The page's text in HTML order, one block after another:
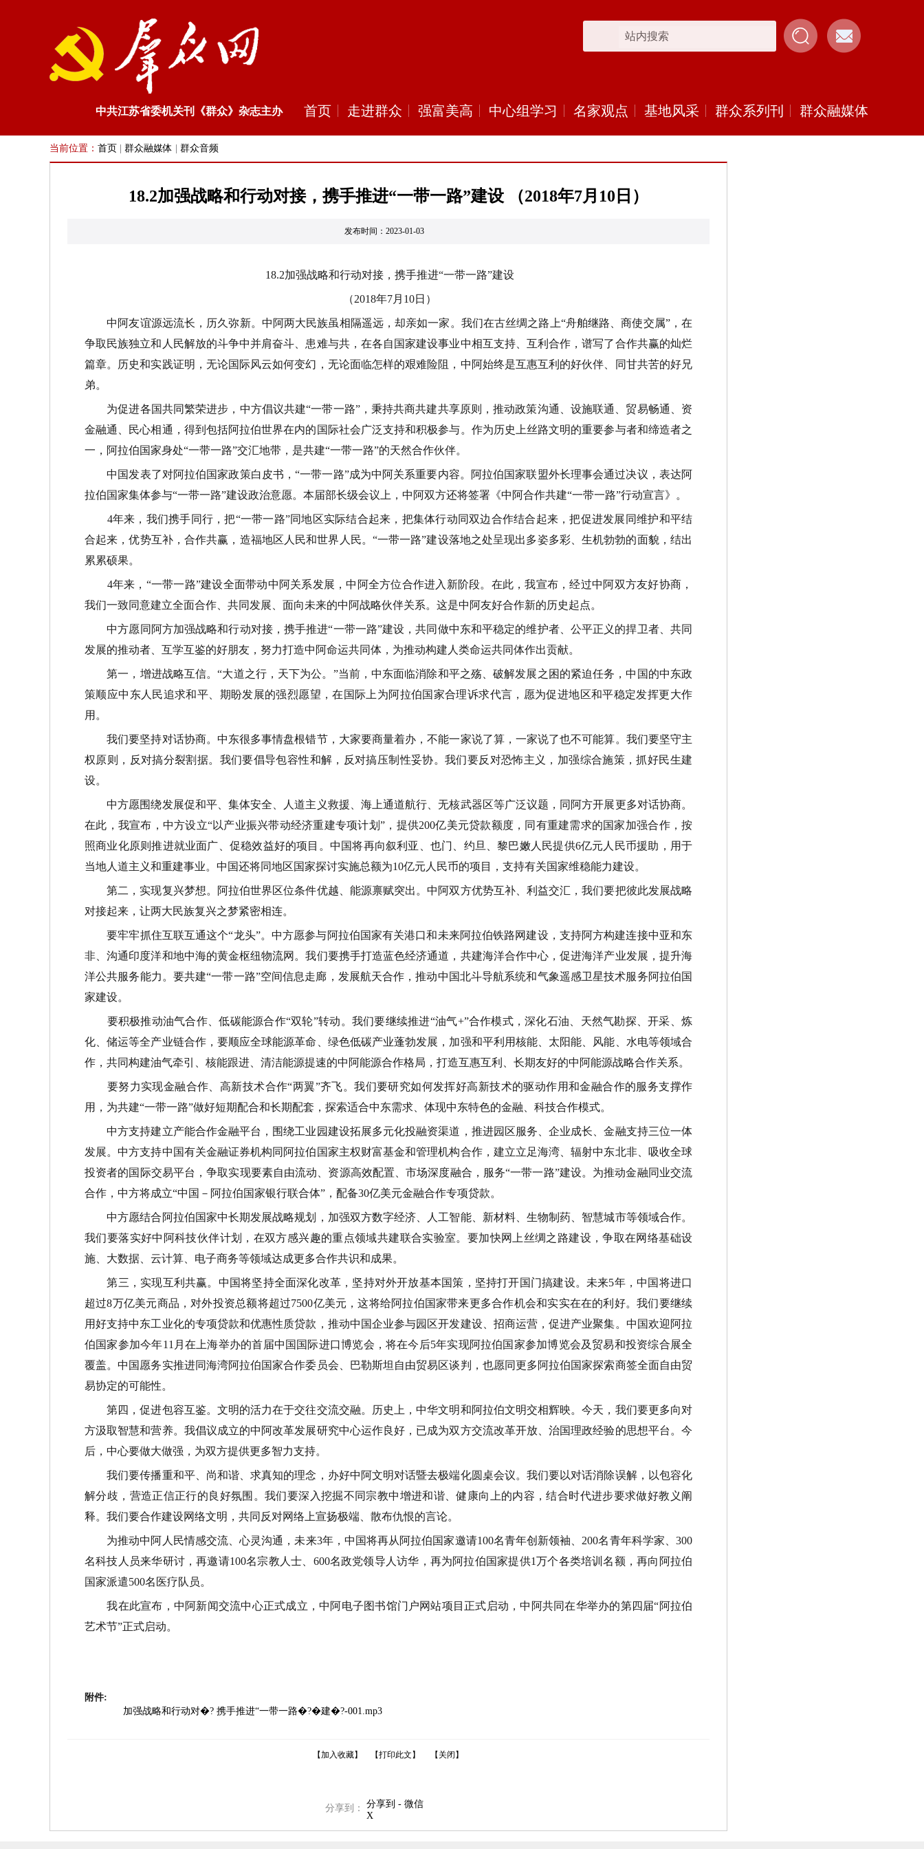
中共江苏省委机关刊《群众》杂志主办 首页 走进群众 强富美高 中心组学习 名家观点 基地风采 群众系列刊 群众融媒体
当前位置： 首页 群众融媒体 群众音频
18.2加强战略和行动对接，携手推进“一带一路”建设 （2018年7月10日）
发布时间：2023-01-03
18.2加强战略和行动对接，携手推进“一带一路”建设
（2018年7月10日）
中阿友谊源远流长，历久弥新。中阿两大民族虽相隔遥远，却亲如一家。我们在古丝绸之路上“舟舶继路、商使交属”，在
争取民族独立和人民解放的斗争中并肩奋斗、患难与共，在各自国家建设事业中相互支持、互利合作，谱写了合作共赢的灿烂
篇章。历史和实践证明，无论国际风云如何变幻，无论面临怎样的艰难险阻，中阿始终是互惠互利的好伙伴、同甘共苦的好兄
弟。
为促进各国共同繁荣进步，中方倡议共建“一带一路”，秉持共商共建共享原则，推动政策沟通、设施联通、贸易畅通、资
金融通、民心相通，得到包括阿拉伯世界在内的国际社会广泛支持和积极参与。作为历史上丝路文明的重要参与者和缔造者之
一，阿拉伯国家身处“一带一路”交汇地带，是共建“一带一路”的天然合作伙伴。
中国发表了对阿拉伯国家政策白皮书，“一带一路”成为中阿关系重要内容。阿拉伯国家联盟外长理事会通过决议，表达阿
拉伯国家集体参与“一带一路”建设政治意愿。本届部长级会议上，中阿双方还将签署《中阿合作共建“一带一路”行动宣言》。
4年来，我们携手同行，把“一带一路”同地区实际结合起来，把集体行动同双边合作结合起来，把促进发展同维护和平结
合起来，优势互补，合作共赢，造福地区人民和世界人民。 “一带一路”建设落地之处呈现出多姿多彩、生机勃勃的面貌，结出
累累硕果。
4年来， “一带一路”建设全面带动中阿关系发展，中阿全方位合作进入新阶段。在此，我宣布，经过中阿双方友好协商，
我们一致同意建立全面合作、共同发展、面向未来的中阿战略伙伴关系。这是中阿友好合作新的历史起点。
中方愿同阿方加强战略和行动对接，携手推进“一带一路”建设，共同做中东和平稳定的维护者、公平正义的捍卫者、共同
发展的推动者、互学互鉴的好朋友，努力打造中阿命运共同体，为推动构建人类命运共同体作出贡献。
第一，增进战略互信。“大道之行，天下为公。 ”当前，中东面临消除和平之殇、破解发展之困的紧迫任务，中国的中东政
策顺应中东人民追求和平、期盼发展的强烈愿望，在国际上为阿拉伯国家合理诉求代言，愿为促进地区和平稳定发挥更大作
用。
我们要坚持对话协商。中东很多事情盘根错节，大家要商量着办，不能一家说了算，一家说了也不可能算。我们要坚守主
权原则，反对搞分裂割据。我们要倡导包容性和解，反对搞压制性妥协。我们要反对恐怖主义，加强综合施策，抓好民生建
设。
中方愿围绕发展促和平、集体安全、人道主义救援、海上通道航行、无核武器区等广泛议题，同阿方开展更多对话协商。
在此，我宣布，中方设立“以产业振兴带动经济重建专项计划” ，提供200亿美元贷款额度，同有重建需求的国家加强合作，按
照商业化原则推进就业面广、促稳效益好的项目。中国将再向叙利亚、也门、约旦、黎巴嫩人民提供6亿元人民币援助，用于
当地人道主义和重建事业。中国还将同地区国家探讨实施总额为10亿元人民币的项目，支持有关国家维稳能力建设。
第二，实现复兴梦想。阿拉伯世界区位条件优越、能源禀赋突出。中阿双方优势互补、利益交汇，我们要把彼此发展战略
对接起来，让两大民族复兴之梦紧密相连。
要牢牢抓住互联互通这个“龙头”。中方愿参与阿拉伯国家有关港口和未来阿拉伯铁路网建设，支持阿方构建连接中亚和东
非、沟通印度洋和地中海的黄金枢纽物流网。我们要携手打造蓝色经济通道，共建海洋合作中心，促进海洋产业发展，提升海
洋公共服务能力。要共建“一带一路”空间信息走廊，发展航天合作，推动中国北斗导航系统和气象遥感卫星技术服务阿拉伯国
家建设。
要积极推动油气合作、低碳能源合作“双轮”转动。我们要继续推进“油气+”合作模式，深化石油、天然气勘探、开采、炼
化、储运等全产业链合作，要顺应全球能源革命、绿色低碳产业蓬勃发展，加强和平利用核能、太阳能、风能、水电等领域合
作，共同构建油气牵引、核能跟进、清洁能源提速的中阿能源合作格局，打造互惠互利、长期友好的中阿能源战略合作关系。
要努力实现金融合作、高新技术合作“两翼”齐飞。我们要研究如何发挥好高新技术的驱动作用和金融合作的服务支撑作
用，为共建“一带一路”做好短期配合和长期配套，探索适合中东需求、体现中东特色的金融、科技合作模式。
中方支持建立产能合作金融平台，围绕工业园建设拓展多元化投融资渠道，推进园区服务、企业成长、金融支持三位一体
发展。中方支持中国有关金融证券机构同阿拉伯国家主权财富基金和管理机构合作，建立立足海湾、辐射中东北非、吸收全球
投资者的国际交易平台，争取实现要素自由流动、资源高效配置、市场深度融合，服务“一带一路”建设。为推动金融同业交流
合作，中方将成立“中国－阿拉伯国家银行联合体” ，配备30亿美元金融合作专项贷款。
中方愿结合阿拉伯国家中长期发展战略规划，加强双方数字经济、人工智能、新材料、生物制药、智慧城市等领域合作。
我们要落实好中阿科技伙伴计划，在双方感兴趣的重点领域共建联合实验室。要加快网上丝绸之路建设，争取在网络基础设
施、大数据、云计算、电子商务等领域达成更多合作共识和成果。
第三，实现互利共赢。中国将坚持全面深化改革，坚持对外开放基本国策，坚持打开国门搞建设。未来5年，中国将进口
超过8万亿美元商品，对外投资总额将超过7500亿美元，这将给阿拉伯国家带来更多合作机会和实实在在的利好。我们要继续
用好支持中东工业化的专项贷款和优惠性质贷款，推动中国企业参与园区开发建设、招商运营，促进产业聚集。中国欢迎阿拉
伯国家参加今年11 月在上海举办的首届中国国际进口博览会，将在今后5年实现阿拉伯国家参加博览会及贸易和投资综合展全
覆盖。中国愿务实推进同海湾阿拉伯国家合作委员会、巴勒斯坦自由贸易区谈判，也愿同更多阿拉伯国家探索商签全面自由贸
易协定的可能性。
第四，促进包容互鉴。文明的活力在于交往交流交融。历史上，中华文明和阿拉伯文明交相辉映。今天，我们要更多向对
方汲取智慧和营养。我倡议成立的中阿改革发展研究中心运作良好，已成为双方交流改革开放、治国理政经验的思想平台。今
后，中心要做大做强，为双方提供更多智力支持。
我们要传播重和平、尚和谐、求真知的理念，办好中阿文明对话暨去极端化圆桌会议。我们要以对话消除误解，以包容化
解分歧，营造正信正行的良好氛围。我们要深入挖掘不同宗教中增进和谐、健康向上的内容，结合时代进步要求做好教义阐
释。我们要合作建设网络文明，共同反对网络上宣扬极端、散布仇恨的言论。
为推动中阿人民情感交流、心灵沟通，未来3年，中国将再从阿拉伯国家邀请100名青年创新领袖、 200名青年科学家、300
名科技人员来华研讨，再邀请100名宗教人士、 600名政党领导人访华，再为阿拉伯国家提供1万个各类培训名额，再向阿拉伯
国家派遣500名医疗队员。
我在此宣布，中阿新闻交流中心正式成立，中阿电子图书馆门户网站项目正式启动，中阿共同在华举办的第四届“阿拉伯
艺术节”正式启动。
附件:
加强战略和行动对�? 携手推进“一带一路�?�建�?-001.mp3
【加入收藏】 【打印此文】 【关闭】
分享到：
分享到 - 微信
X